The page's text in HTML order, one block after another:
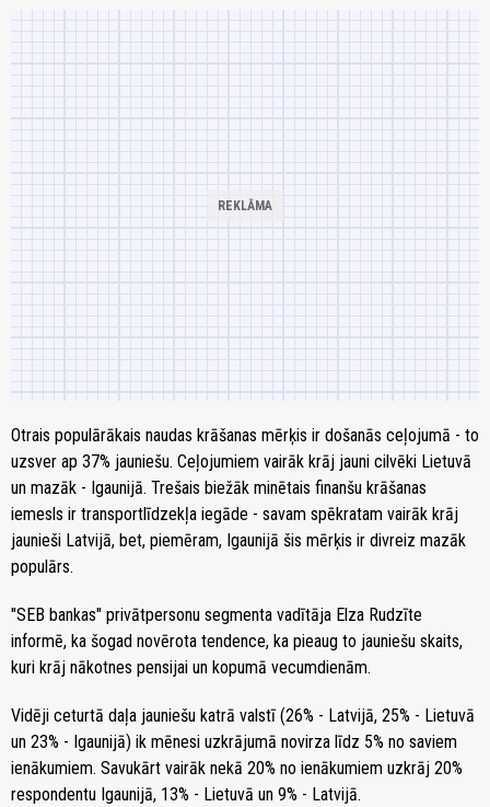
Otrais populārākais naudas krāšanas mērķis ir došanās ceļojumā - to
uzsver ap 37% jauniešu. Ceļojumiem vairāk krāj jauni cilvēki Lietuvā
un mazāk - Igaunijā. Trešais biežāk minētais finanšu krāšanas
iemesls ir transportlīdzekļa iegāde - savam spēkratam vairāk krāj
jaunieši Latvijā, bet, piemēram, Igaunijā šis mērķis ir divreiz mazāk
populārs.
"SEB bankas" privātpersonu segmenta vadītāja Elza Rudzīte
informē, ka šogad novērota tendence, ka pieaug to jauniešu skaits,
kuri krāj nākotnes pensijai un kopumā vecumdienām.
Vidēji ceturtā daļa jauniešu katrā valstī (26% - Latvijā, 25% - Lietuvā
un 23% - Igaunijā) ik mēnesi uzkrājumā novirza līdz 5% no saviem
ienākumiem. Savukārt vairāk nekā 20% no ienākumiem uzkrāj 20%
respondentu Igaunijā, 13% - Lietuvā un 9% - Latvijā.